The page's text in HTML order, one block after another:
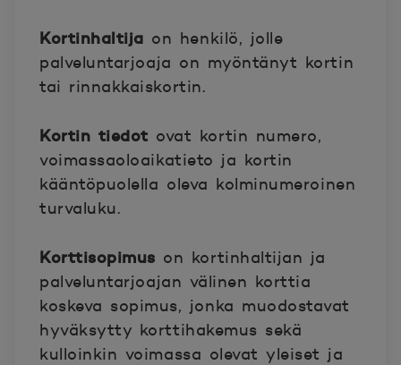
Kortinhaltija on henkilö, jolle
palveluntarjoaja on myöntänyt kortin
tai rinnakkaiskortin.
Kortin tiedot ovat kortin numero,
voimassaoloaikatieto ja kortin
kääntöpuolella oleva kolminumeroinen
turvaluku.
Korttisopimus on kortinhaltijan ja
palveluntarjoajan välinen korttia
koskeva sopimus, jonka muodostavat
hyväksytty korttihakemus sekä
kulloinkin voimassa olevat yleiset ja